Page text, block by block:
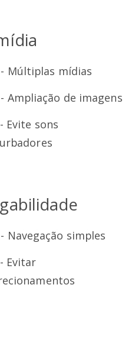
- Múltiplas mídias
- Ampliação de imagens
Evite sons
Navegação simples
Evitar